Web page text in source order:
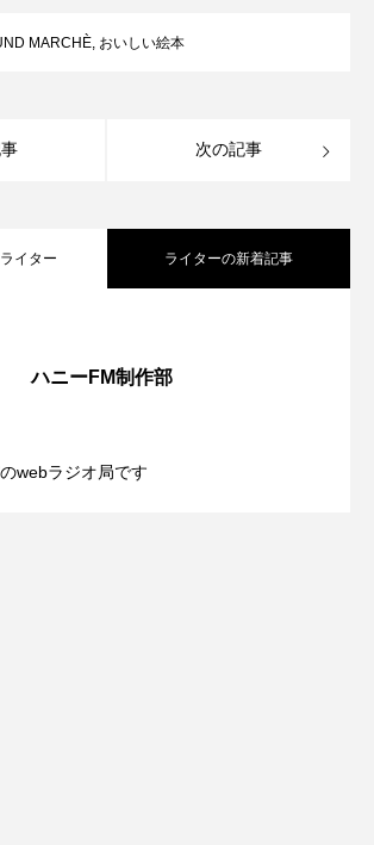
ル
けやき台中学校
統文化体験フェスタ
統文化体験フェスタ2026
MARCHÈ, おいしい絵本
次の記事
イター ライターの新着記事
ハニーFM制作部
webラジオ局です